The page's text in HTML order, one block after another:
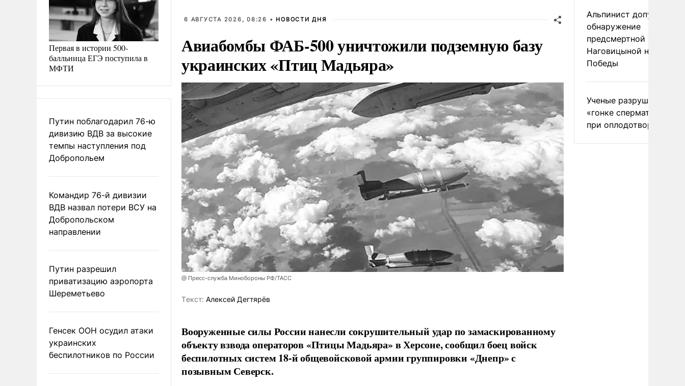
Первая в истории 500-
балльница ЕГЭ поступила в
МФТИ
Путин поблагодарил 76-ю
дивизию ВДВ за высокие
темпы наступления под
Добропольем
Командир 76-й дивизии
ВДВ назвал потери ВСУ на
Добропольском
направлении
Путин разрешил
приватизацию аэропорта
Шереметьево
Генсек ООН осудил атаки
украинских
беспилотников по России
6 АВГУСТА 2026, 08:26 • НОВОСТИ ДНЯ
Авиабомбы ФАБ-500 уничтожили подземную базу
украинских «Птиц Мадьяра»
@ Пресс-служба Минобороны РФ/ТАСС
Tекст: Алексей Дегтярёв
Вооруженные силы России нанесли сокрушительный удар по замаскированному
объекту взвода операторов «Птицы Мадьяра» в Херсоне, сообщил боец войск
беспилотных систем 18-й общевойсковой армии группировки «Днепр» с
позывным Северск.
Альпинист допустил
обнаружение
предсмертной записки
Наговицыной на пике
Победы
Ученые разрушили миф
«гонке
при оплодотворении